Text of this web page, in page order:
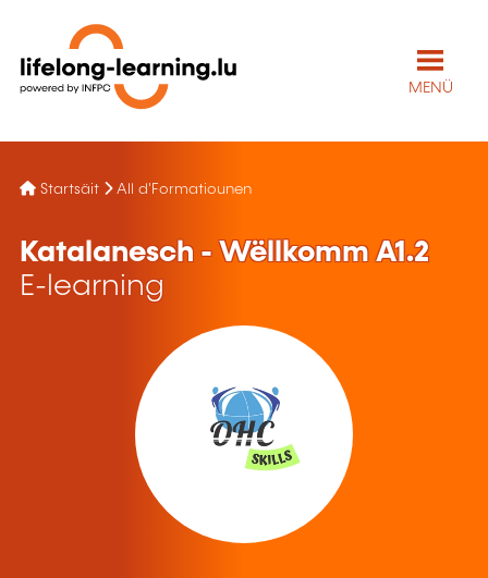
MENÜ
Startsäit All d'Formatiounen
Katalanesch - Wëllkomm A1.2
E-learning